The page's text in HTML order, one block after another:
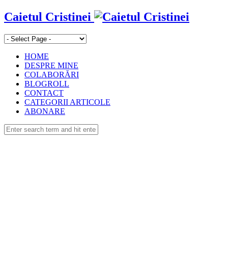
Caietul Cristinei
HOME
DESPRE MINE
COLABORĂRI
BLOGROLL
CONTACT
CATEGORII ARTICOLE
ABONARE